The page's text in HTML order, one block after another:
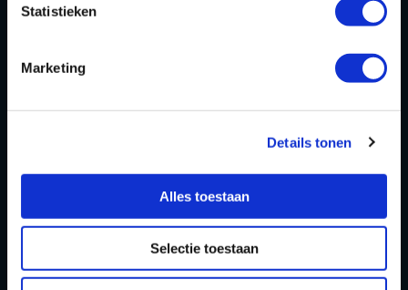
Statistieken
Marketing
Details tonen
Alles toestaan
Selectie toestaan
Partners Playdôme Roosendaal
Privacy Statement & Cookiebeleid